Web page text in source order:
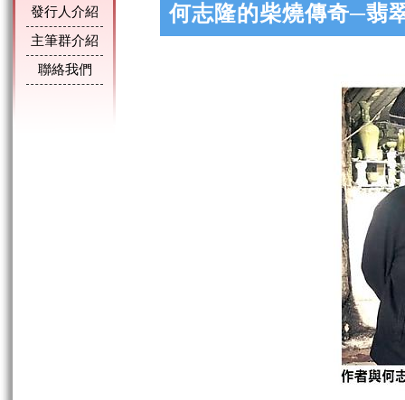
發行人介紹
主筆群介紹
聯絡我們
何志隆的柴燒傳奇─翡